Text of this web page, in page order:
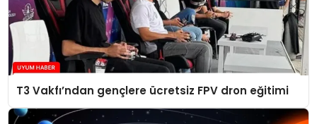
T3 Vakfı’ndan gençlere ücretsiz FPV dron eğitimi